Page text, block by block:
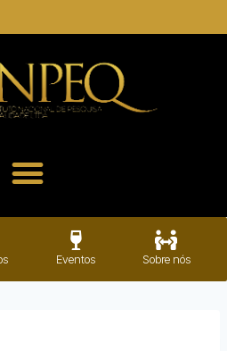
Eventos Sobre nós